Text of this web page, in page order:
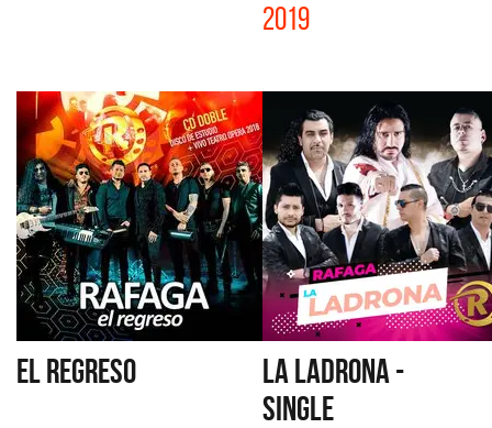
2019
EL REGRESO
LA LADRONA -
SINGLE